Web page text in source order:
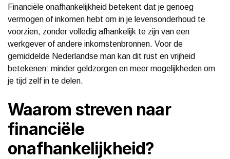
Financiële onafhankelijkheid betekent dat je genoeg
vermogen of inkomen hebt om in je levensonderhoud te
voorzien, zonder volledig afhankelijk te zijn van een
werkgever of andere inkomstenbronnen. Voor de
gemiddelde Nederlandse man kan dit rust en vrijheid
betekenen: minder geldzorgen en meer mogelijkheden om
je tijd zelf in te delen.
Waarom streven naar
financiële
onafhankelijkheid?